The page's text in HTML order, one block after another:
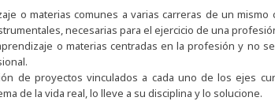
o materias comunes a varias carreras de un mismo
necesarias para el ejercicio de una
o materias centradas en la profesión y no
de proyectos vinculados a cada uno de los ejes
de la vida real, lo lleve a su disciplina y lo solucione.